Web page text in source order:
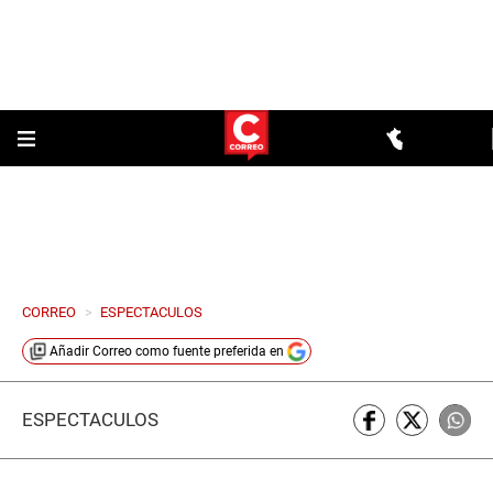
CORREO > ESPECTACULOS
Añadir Correo como fuente preferida en
ESPECTÁCULOS